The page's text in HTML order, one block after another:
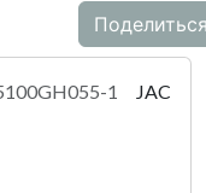
1 JAC